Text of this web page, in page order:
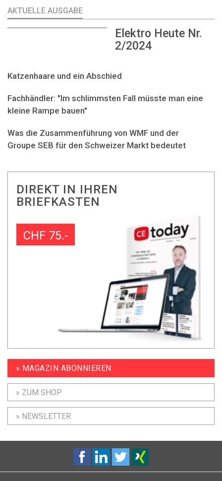
AKTUELLE AUSGABE
Elektro Heute Nr.
2/2024
Katzenhaare und ein Abschied
Fachhändler: "Im schlimmsten Fall müsste man eine
kleine Rampe bauen"
Was die Zusammenführung von WMF und der
Groupe SEB für den Schweizer Markt bedeutet
DIREKT IN IHREN
BRIEFKASTEN
CHF 75.-
» MAGAZIN ABONNIEREN
» ZUM SHOP
» NEWSLETTER